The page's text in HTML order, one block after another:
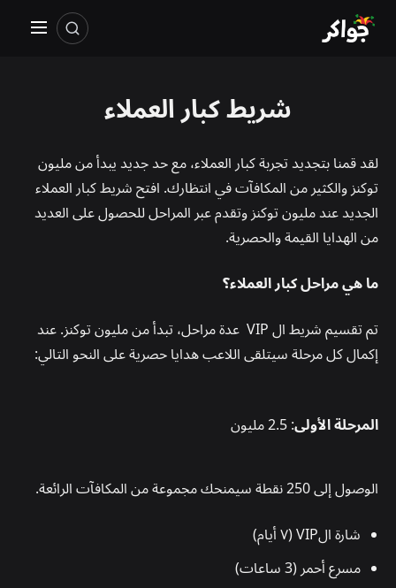
شريط كبار العملاء
لقد قمنا بتجديد تجربة كبار العملاء، مع حد جديد يبدأ من مليون
توكنز والكثير من المكافآت في انتظارك. افتح شريط كبار العملاء
الجديد عند مليون توكنز وتقدم عبر المراحل للحصول على العديد
من الهدايا القيمة والحصرية.
ما هي مراحل كبار العملاء؟
تم تقسيم شريط ال VIP عدة مراحل، تبدأ من مليون توكنز. عند
إكمال كل مرحلة سيتلقى اللاعب هدايا حصرية على النحو التالي:
المرحلة الأولى: 2.5 مليون
الوصول إلى 250 نقطة سيمنحك مجموعة من المكافآت الرائعة.
شارة الVIP (٧ أيام)
مسرع أحمر (3 ساعات)